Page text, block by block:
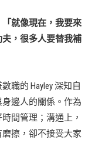
「就像現在，我要來
，很多人要替我補
職的 Hayley 深知自
邊人的關係。作為
間管理；溝通上，
擦，卻不接受大家